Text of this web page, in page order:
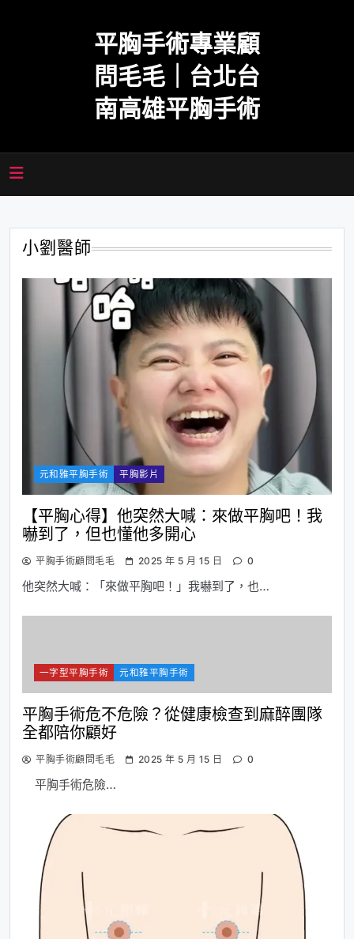
平胸手術專業顧
問毛毛｜台北台
南高雄平胸手術
小劉醫師
元和雅平胸手術 平胸影片
【平胸心得】他突然大喊：來做平胸吧！我
嚇到了，但也懂他多開心
平胸手術顧問毛毛 2025 年 5 月 15 日 0
他突然大喊：「來做平胸吧！」我嚇到了，也…
一字型平胸手術 元和雅平胸手術
平胸手術危不危險？從健康檢查到麻醉團隊
全都陪你顧好
平胸手術顧問毛毛 2025 年 5 月 15 日 0
平胸手術危險…